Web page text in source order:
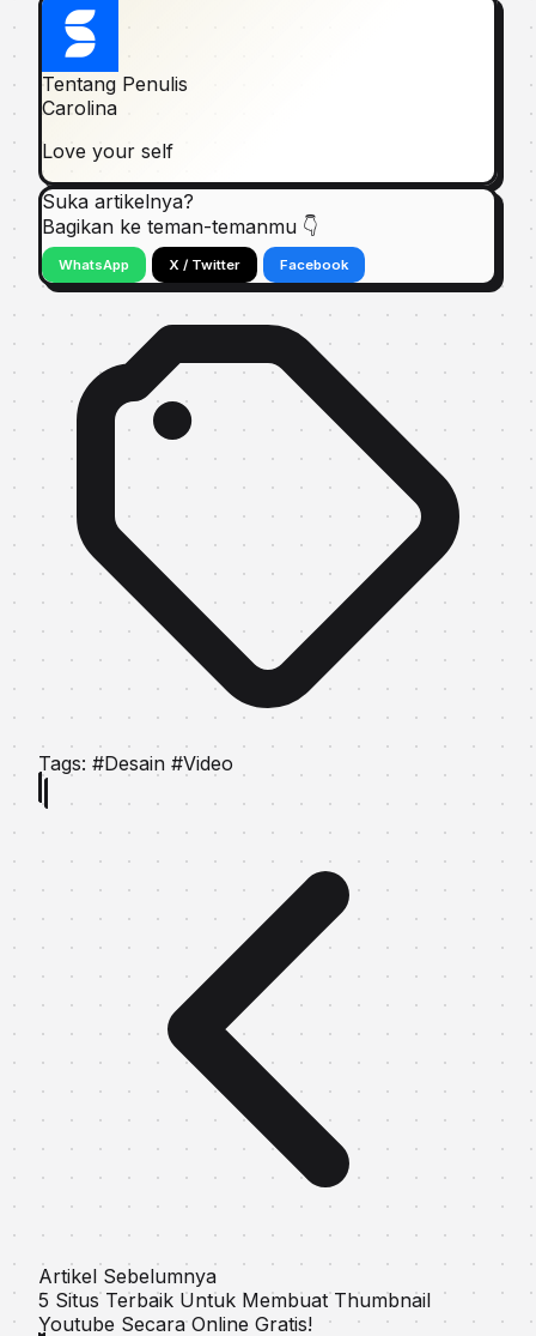
Tentang Penulis
Carolina
Love your self
Suka artikelnya?
Bagikan ke teman-temanmu 👇
WhatsApp X / Twitter Facebook
Tags: #Desain #Video
Artikel Sebelumnya
5 Situs Terbaik Untuk Membuat Thumbnail
Youtube Secara Online Gratis!